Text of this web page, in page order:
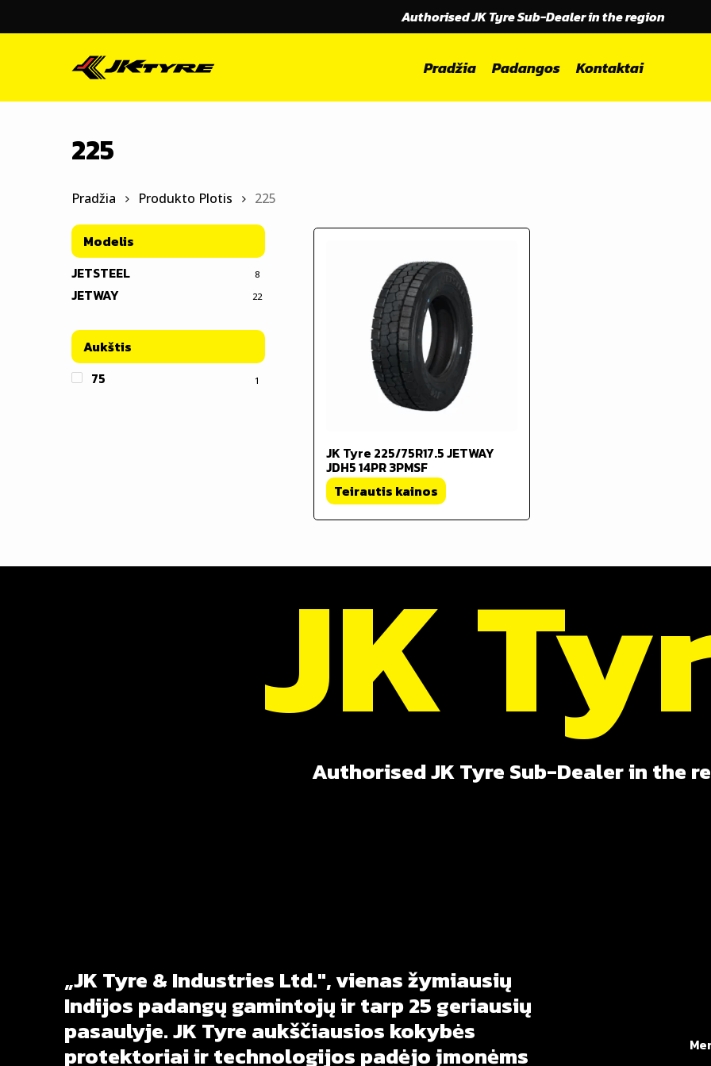
Authorised JK Tyre Sub-Dealer in the region
Pradžia Padangos Kontaktai
225
Pradžia Produkto Plotis 225
Modelis
JETSTEEL
8
JETWAY 22
Aukštis
75
1
JK Tyre 225/75R17.5 JETWAY
JDH5 14PR 3PMSF
Teirautis kainos
JK
Authorised JK Tyre Sub-Dealer in the
„JKTyre&IndustriesLtd.",vienasžymiausių
Indijospadangųgamintojųirtarp25geriausių
pasaulyje.JKTyreaukščiausioskokybės
protektoriaiirtechnologijospadėjoįmonėms